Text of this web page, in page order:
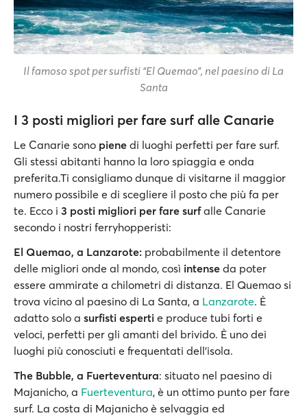
Il famoso spot per surfisti “El Quemao”, nel paesino di La
Santa
I 3 posti migliori per fare surf alle Canarie
Le Canarie sono piene di luoghi perfetti per fare surf.
Gli stessi abitanti hanno la loro spiaggia e onda
preferita.Ti consigliamo dunque di visitarne il maggior
numero possibile e di scegliere il posto che più fa per
te. Ecco i 3 posti migliori per fare surfalle Canarie
secondo i nostri ferryhopperisti:
El Quemao, a Lanzarote: probabilmente il detentore
delle migliori onde al mondo, così intense da poter
essere ammirate a chilometri di distanza. El Quemao si
trova vicino al paesino di La Santa, a Lanzarote. È
adatto solo a surfisti esperti e produce tubi forti e
veloci, perfetti per gli amanti del brivido. È uno dei
luoghi più conosciuti e frequentati dell'isola.
The Bubble, a Fuerteventura: situato nel paesino di
Majanicho, a Fuerteventura, è un ottimo punto per fare
surf. La costa di Majanicho è selvaggia ed